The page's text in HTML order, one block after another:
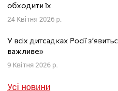
обходити їх
24 Квітня 2026 р.
У всіх дитсадках Росії
важливе»
9 Квітня 2026 р.
Усі новини